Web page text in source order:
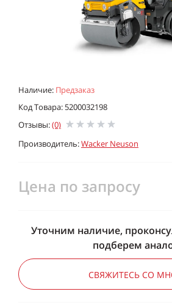
Наличие: Предзаказ
Код Товара: 5200032198
Отзывы:(0)
Производитель:Wacker Neuson
Цена по запросу
Уточним наличие,
подберем
СВЯЖИТЕСЬ СО